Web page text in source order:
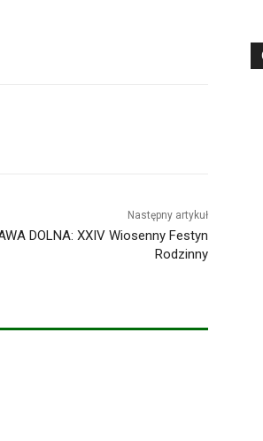
Następny artykuł
DOLNA: XXIV Wiosenny Festyn
Rodzinny